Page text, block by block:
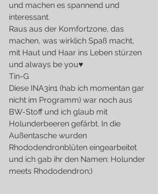
und machen es spannend und
interessant.
Raus aus der Komfortzone, das
machen, was wirklich Spaß macht,
mit Haut und Haar ins Leben stürzen
und always be you♥
Tin-G
Diese INA3in1 (hab ich momentan gar
nicht im Programm) war noch aus
BW-Stoff und ich glaub mit
Holunderbeeren gefärbt. In die
Außentasche wurden
Rhododendronblüten eingearbeitet
und ich gab ihr den Namen: Holunder
meets Rhododendron;)